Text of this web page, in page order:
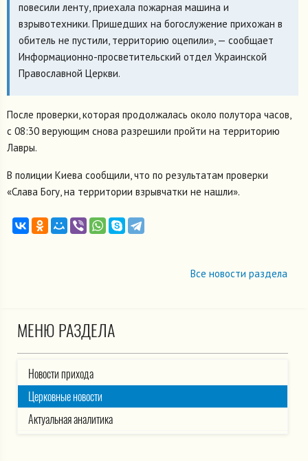
повесили ленту, приехала пожарная машина и
взрывотехники. Пришедших на богослужение прихожан в
обитель не пустили, территорию оцепили», — сообщает
Информационно-просветительский отдел Украинской
Православной Церкви.
После проверки, которая продолжалась около полутора часов,
с 08:30 верующим снова разрешили пройти на территорию
Лавры.
В полиции Киева сообщили, что по результатам проверки
«Слава Богу, на территории взрывчатки не нашли».
Все новости раздела
МЕНЮ РАЗДЕЛА
Новости прихода
Церковные новости
Актуальная аналитика